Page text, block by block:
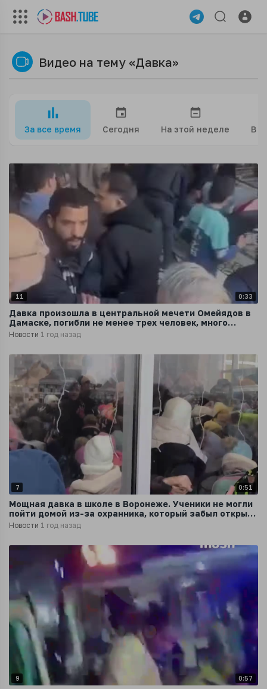
Видео на тему «Давка»
За все время Сегодня На этой неделе В
11 0:33
Давка произошла в центральной мечети Омейядов в
Дамаске, погибли не менее трех человек, много
раненых, передает турецкое ТВ
Новости 1 год назад
7 0:51
Мощная давка в школе в Воронеже. Ученики не могли
пойти домой из-за охранника, который забыл открыть
вторую дверь
Новости 1 год назад
9 0:57